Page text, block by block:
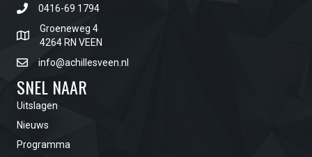
0416-69 1794
Groeneweg 4
4264 RN VEEN
info@achillesveen.nl
SNEL NAAR
Uitslagen
Nieuws
Programma